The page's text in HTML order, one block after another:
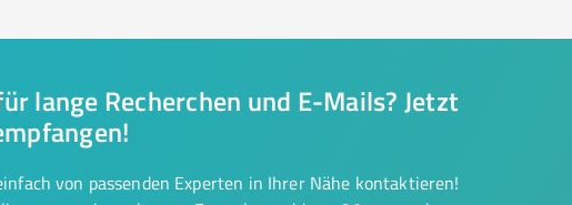
lange Recherchen und E-Mails? Jetzt
von passenden Experten in Ihrer Nähe kontaktieren!